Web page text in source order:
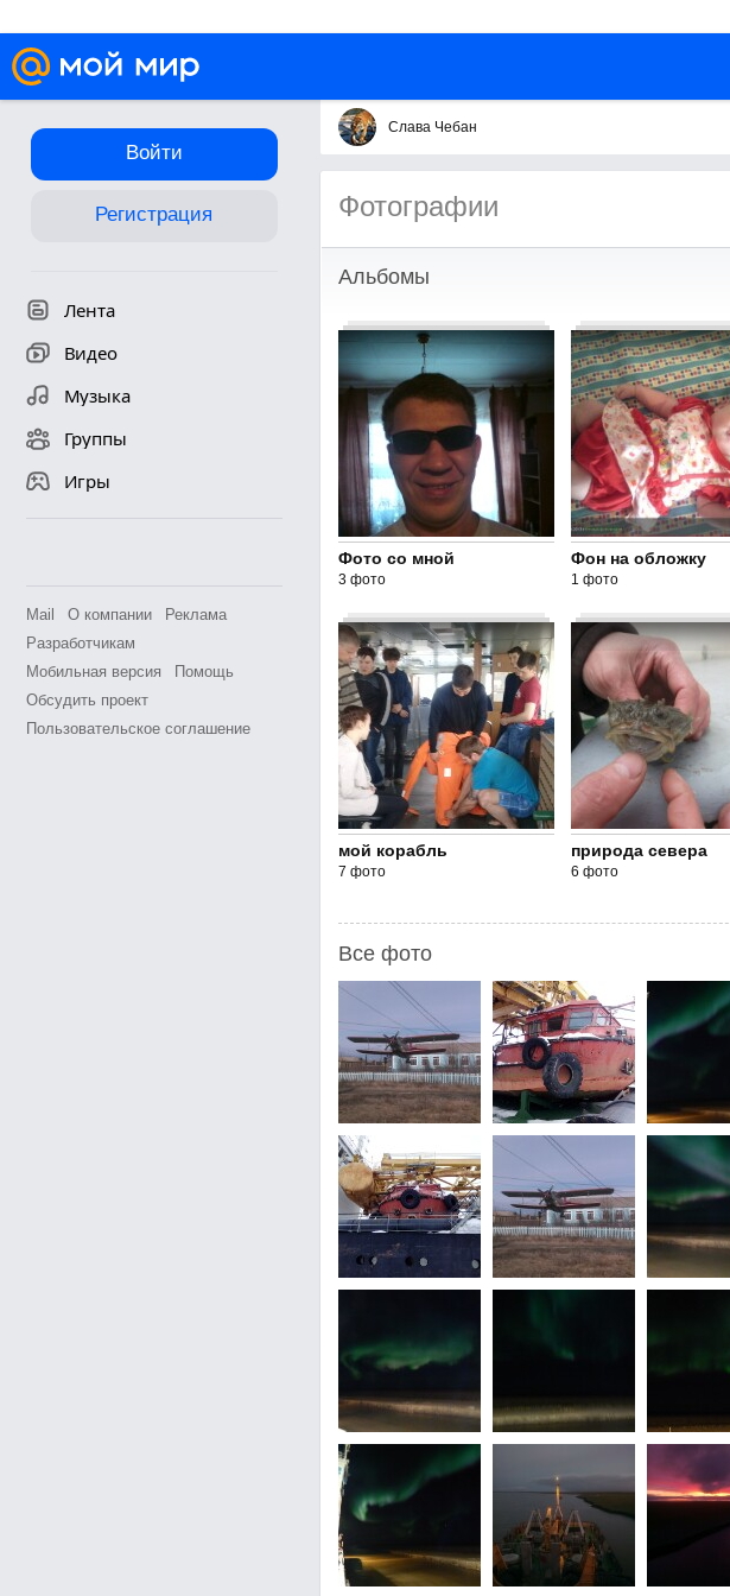
Войти
Регистрация
Лента
Видео
Музыка
Группы
Игры
Mail О компании
Реклама
Разработчикам
Мобильная версия
Помощь
Обсудить проект
Пользовательское соглашение
Слава Чебан
Фотографии
Альбомы
Фото со мной
3 фото
Фон на обложку
1 фото
мой корабль
7 фото
природа севера
6 фото
Все фото